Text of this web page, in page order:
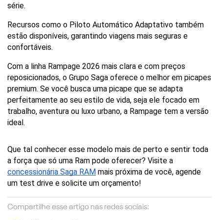
série.
Recursos como o Piloto Automático Adaptativo também
estão disponíveis, garantindo viagens mais seguras e
confortáveis.
Com a linha Rampage 2026 mais clara e com preços
reposicionados, o Grupo Saga oferece o melhor em picapes
premium. Se você busca uma picape que se adapta
perfeitamente ao seu estilo de vida, seja ele focado em
trabalho, aventura ou luxo urbano, a Rampage tem a versão
ideal.
Que tal conhecer esse modelo mais de perto e sentir toda
concessionária Saga RAM mais próxima de você, agende
um test drive e solicite um orçamento!
Compartilhe esse artigo nas redes sociais: